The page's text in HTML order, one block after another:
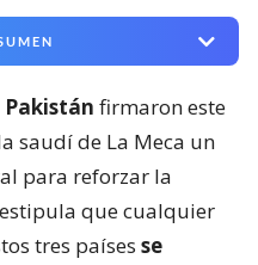
Pakistán firmaron este
saudí de La Meca un
para reforzar la
que cualquier
tres países se